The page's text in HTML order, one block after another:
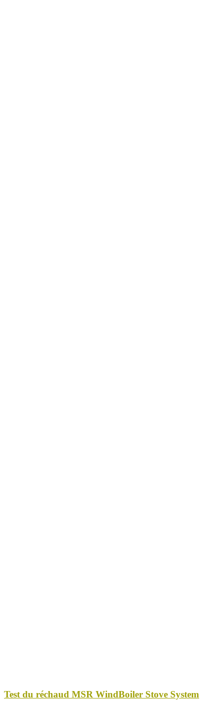
Test du réchaud MSR WindBoiler Stove System